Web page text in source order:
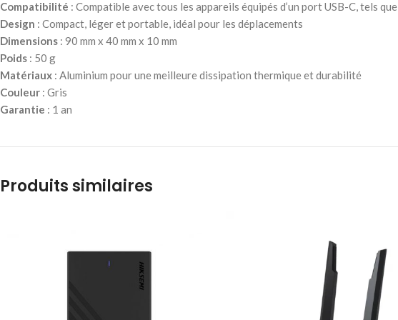
Compatibilité : Compatible avec tous les appareils équipés d’un port USB-C, tels
Design : Compact, léger et portable, idéal pour les déplacements
Dimensions : 90 mm x 40 mm x 10 mm
Poids : 50 g
Matériaux : Aluminium pour une meilleure dissipation thermique et durabilité
Couleur : Gris
Garantie : 1 an
Produits similaires